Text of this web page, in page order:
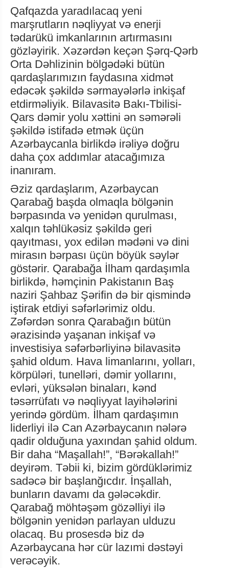
Qafqazda yaradılacaq yeni
marşrutların nəqliyyat və enerji
tədarükü imkanlarının artırmasını
gözləyirik. Xəzərdən keçən Şərq-Qərb
Orta Dəhlizinin bölgədəki bütün
qardaşlarımızın faydasına xidmət
edəcək şəkildə sərmayələrlə inkişaf
etdirməliyik. Bilavasitə Bakı-Tbilisi-
Qars dəmir yolu xəttini ən səmərəli
şəkildə istifadə etmək üçün
Azərbaycanla birlikdə irəliyə doğru
daha çox addımlar atacağımıza
inanıram.
Əziz qardaşlarım, Azərbaycan
Qarabağ başda olmaqla bölgənin
bərpasında və yenidən qurulması,
xalqın təhlükəsiz şəkildə geri
qayıtması, yox edilən mədəni və dini
mirasın bərpası üçün böyük səylər
göstərir. Qarabağa İlham qardaşımla
birlikdə, həmçinin Pakistanın Baş
naziri Şahbaz Şərifin də bir qismində
iştirak etdiyi səfərlərimiz oldu.
Zəfərdən sonra Qarabağın bütün
ərazisində yaşanan inkişaf və
investisiya səfərbərliyinə bilavasitə
şahid oldum. Hava limanlarını, yolları,
körpüləri, tunelləri, dəmir yollarını,
evləri, yüksələn binaları, kənd
təsərrüfatı və nəqliyyat layihələrini
yerində gördüm. İlham qardaşımın
liderliyi ilə Can Azərbaycanın nələrə
qadir olduğuna yaxından şahid oldum.
Bir daha “Maşallah!”, “Bərəkallah!”
deyirəm. Təbii ki, bizim gördüklərimiz
sadəcə bir başlanğıcdır. İnşallah,
bunların davamı da gələcəkdir.
Qarabağ möhtəşəm gözəlliyi ilə
bölgənin yenidən parlayan ulduzu
olacaq. Bu prosesdə biz də
Azərbaycana hər cür lazımi dəstəyi
verəcəyik.